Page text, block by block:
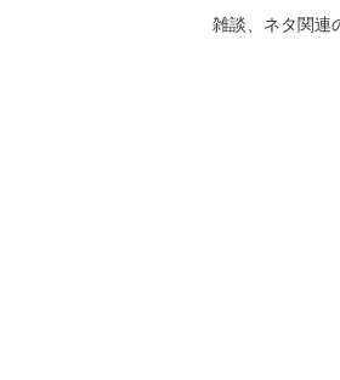
雑談、ネタ関